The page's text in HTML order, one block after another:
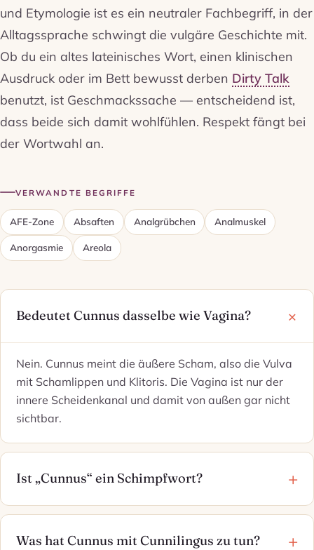
und Etymologie ist es ein neutraler Fachbegriff, in der
Alltagssprache schwingt die vulgäre Geschichte mit.
Ob du ein altes lateinisches Wort, einen klinischen
Ausdruck oder im Bett bewusst derben Dirty Talk
benutzt, ist Geschmackssache — entscheidend ist,
dass beide sich damit wohlfühlen. Respekt fängt bei
der Wortwahl an.
VERWANDTE BEGRIFFE
AFE-Zone Absaften Analgrübchen Analmuskel
Anorgasmie Areola
Bedeutet Cunnus dasselbe wie Vagina?
Nein. Cunnus meint die äußere Scham, also die Vulva
mit Schamlippen und Klitoris. Die Vagina ist nur der
innere Scheidenkanal und damit von außen gar nicht
sichtbar.
Ist „Cunnus“ ein Schimpfwort?
Was hat Cunnus mit Cunnilingus zu tun?